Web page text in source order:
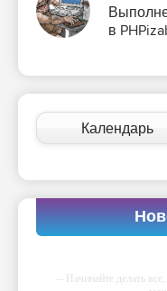
в
Календарь
-- Начинайте делать